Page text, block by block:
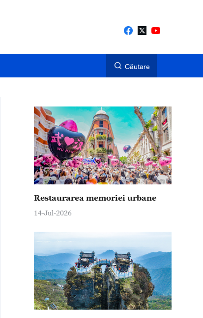
Căutare
Restaurarea memoriei urbane
14-Jul-2026